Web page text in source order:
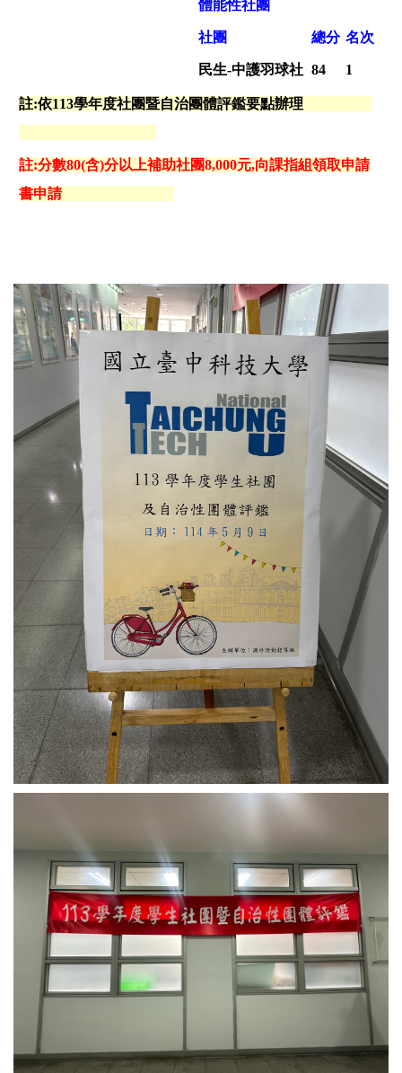
體能性社團
社團 總分 名次
民生-中護羽球社 84 1
註:依113學年度社團暨自治團體評鑑要點辦理
註:分數80(含)分以上補助社團8,000元,向課指組領取申請
書申請